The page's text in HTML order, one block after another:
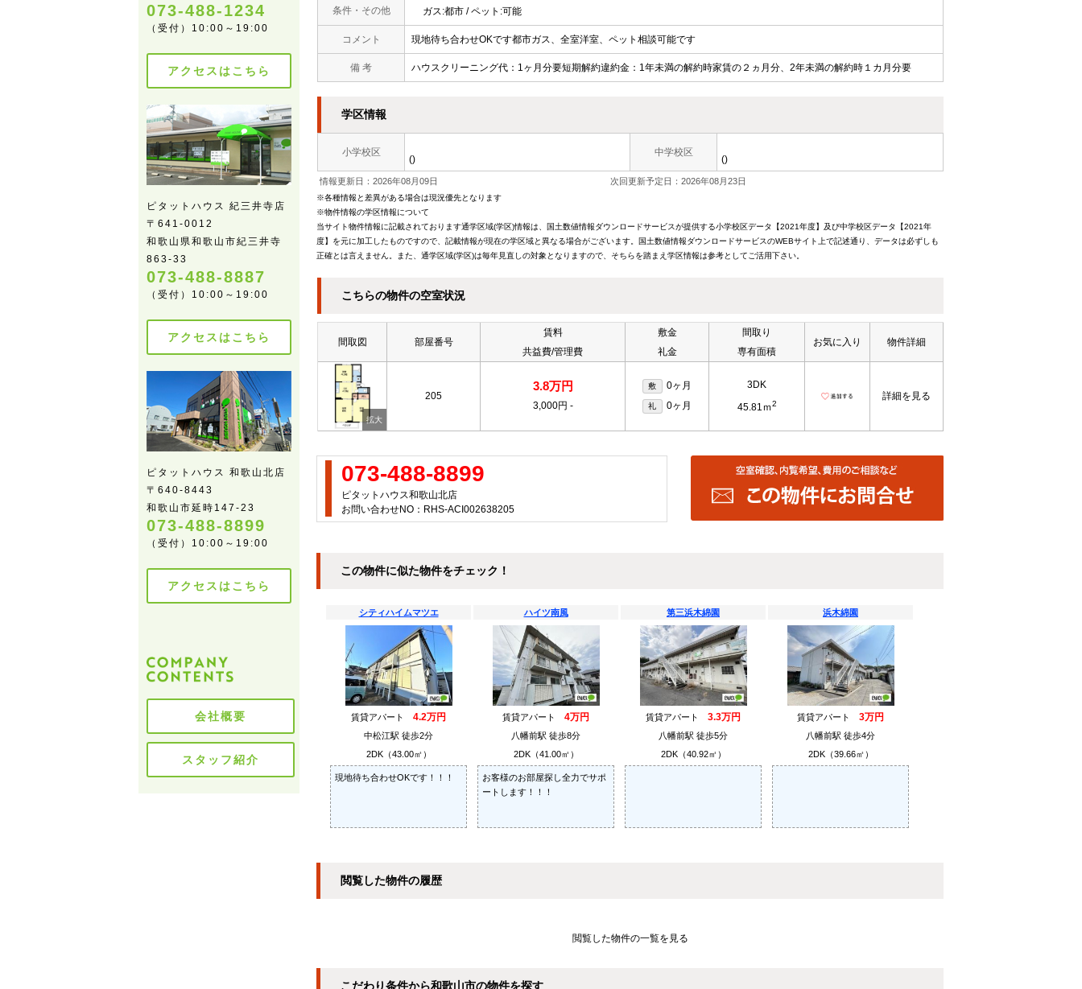
条件・その他 ガス:都市 / ペット:可能
コメント 現地待ち合わせOKです都市ガス、全室洋室、ペット相談可能です
備 考 ハウスクリーニング代：1ヶ月分要短期解約違約金：1年未満の解約時家賃の２ヵ月分、2年未満の解約時１カ月分要
学区情報
小学校区
()
中学校区
()
情報更新日：2026年08月09日 次回更新予定日：2026年08月23日
※各種情報と差異がある場合は現況優先となります
※物件情報の学区情報について
当サイト物件情報に記載されております通学区域(学区)情報は、国土数値情報ダウンロードサービスが提供する小学校区データ【2021年度】及び中学校区データ【2021年
度】を元に加工したものですので、記載情報が現在の学区域と異なる場合がございます。国土数値情報ダウンロードサービスのWEBサイト上で記述通り、データは必ずしも
正確とは言えません。また、通学区域(学区)は毎年見直しの対象となりますので、そちらを踏まえ学区情報は参考としてご活用下さい。
こちらの物件の空室状況
間取図 部屋番号
賃料
共益費/管理費
敷金
礼金
間取り
専有面積
お気に入り 物件詳細
205
3.8万円
3,000円 -
敷 0ヶ月
礼 0ヶ月
3DK
45.81ｍ2
詳細を見る
073-488-8899
ピタットハウス和歌山北店
お問い合わせNO：RHS-ACI002638205
この物件に似た物件をチェック！
シティハイムマツエ
賃貸アパート 4.2万円
中松江駅 徒歩2分
2DK（43.00㎡）
現地待ち合わせOKです！！！
ハイツ南風
賃貸アパート 4万円
八幡前駅 徒歩8分
2DK（41.00㎡）
お客様のお部屋探し全力でサポ
ートします！！！
第三浜木綿園
賃貸アパート 3.3万円
八幡前駅 徒歩5分
2DK（40.92㎡）
浜木綿園
賃貸アパート 3万円
八幡前駅 徒歩4分
2DK（39.66㎡）
閲覧した物件の履歴
閲覧した物件の一覧を見る
こだわり条件から和歌山市の物件を探す
073-488-1234
（受付）10:00～19:00
アクセスはこちら
ピタットハウス 紀三井寺店
〒641-0012
和歌山県和歌山市紀三井寺
863-33
073-488-8887
（受付）10:00～19:00
アクセスはこちら
ピタットハウス 和歌山北店
〒640-8443
和歌山市延時147-23
073-488-8899
（受付）10:00～19:00
アクセスはこちら
会社概要
スタッフ紹介